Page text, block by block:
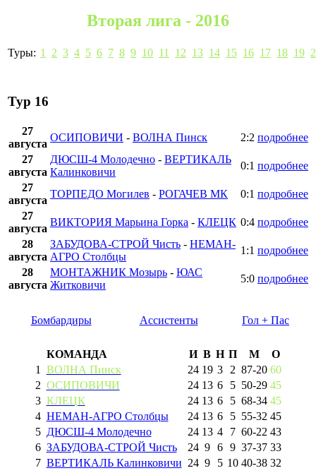
Вторая лига - 2016
Туры: 1 2 3 4 5 6 7 8 9 10 11 12 13 14 15 16 17 18 19
Тур 16
27
августа
ОСИПОВИЧИ - ВОЛНА Пинск 2:2 подробнее
27
августа
ДЮСШ-4 Молодечно - ВЕРТИКАЛЬ
Калинковичи
0:1 подробнее
27
августа
ТОРПЕДО Могилев - РОГАЧЕВ МК 0:1 подробнее
27
августа
ВИКТОРИЯ Марьина Горка - КЛЕЦК 0:4 подробнее
28
августа
ЗАБУДОВА-СТРОЙ Чисть - НЕМАН-
АГРО Столбцы
1:1 подробнее
28
августа
МОНТАЖНИК Мозырь - ЮАС
Житковичи
5:0 подробнее
Бомбардиры Ассистенты Гол + Пас
КОМАНДА И В Н П М
О
1
ВОЛНА Пинск 24 19 3 2 87-20 60
2 ОСИПОВИЧИ 24 13 6 5 50-29 45
3 КЛЕЦК 24 13 6 5 68-34 45
4 НЕМАН-АГРО Столбцы 24 13 6 5 55-32 45
5 ДЮСШ-4 Молодечно 24 13 4 7 60-22 43
6 ЗАБУДОВА-СТРОЙ Чисть 24 9 6 9 37-37 33
7 ВЕРТИКАЛЬ Калинковичи 24 9 5 10 40-38 32